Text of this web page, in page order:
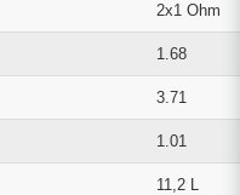
2x1 Ohm
1.68
3.71
1.01
11,2 L